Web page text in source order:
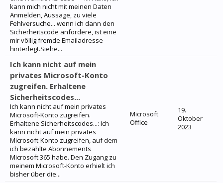
kann mich nicht mit meinen Daten
Anmelden, Aussage, zu viele
Fehlversuche... wenn ich dann den
Sicherheitscode anfordere, ist eine
mir völlig fremde Emailadresse
hinterlegt.Siehe...
Ich kann nicht auf mein
privates Microsoft-Konto
zugreifen. Erhaltene
Sicherheitscodes...
Ich kann nicht auf mein privates
Microsoft-Konto zugreifen.
Erhaltene Sicherheitscodes...: Ich
kann nicht auf mein privates
Microsoft-Konto zugreifen, auf dem
ich bezahlte Abonnements
Microsoft 365 habe. Den Zugang zu
meinem Microsoft-Konto erhielt ich
bisher über die...
Microsoft
Office
19.
Oktober
2023